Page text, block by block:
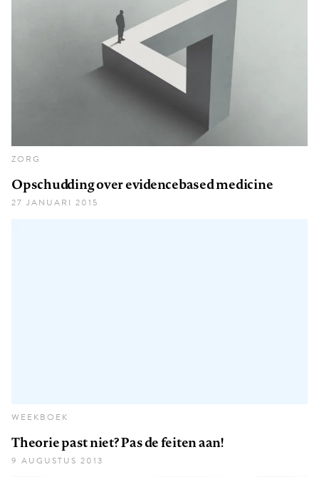
ZORG
Opschudding over evidencebased medicine
27 JANUARI 2015
WEEKBOEK
Theorie past niet? Pas de feiten aan!
9 AUGUSTUS 2013